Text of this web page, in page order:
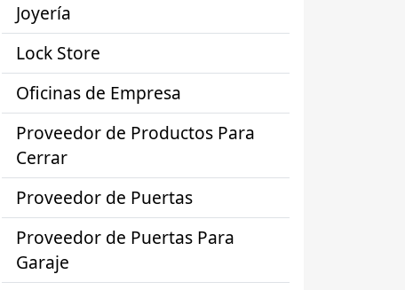
Joyería
Lock Store
Oficinas de Empresa
Proveedor de Productos Para
Cerrar
Proveedor de Puertas
Proveedor de Puertas Para
Garaje